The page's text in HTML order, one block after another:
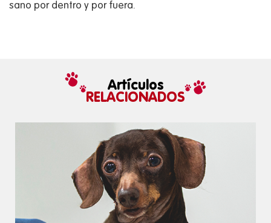
sano por dentro y por fuera.
Artículos
RELACIONADOS